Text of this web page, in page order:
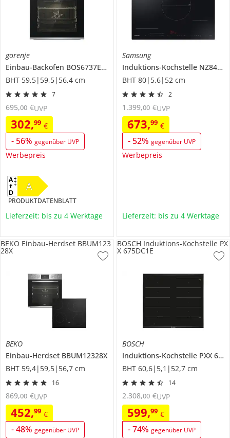
gorenje
Einbau-Backofen BOS6737E13X
BHT 59,5|59,5|56,4 cm
7
302,99 €
- 56% gegenüber UVP
Werbepreis
695,00 €UVP
A
PRODUKTDATENBLATT
Lieferzeit: bis zu 4 Werktage
Samsung
Induktions-Kochstelle NZ84C5047FK/U1
BHT 80|5,6|52 cm
2
673,99 €
- 52% gegenüber UVP
Werbepreis
1.399,00 €UVP
Lieferzeit: bis zu 4 Werktage
BEKO
Einbau-Herdset BBUM12328X
BHT 59,4|59,5|56,7 cm
16
452,99 €
-48% gegenüber UVP
869,00 €UVP
BEKO Einbau-Herdset BBUM123
28X
BOSCH
Induktions-Kochstelle PXX 675DC1E
BHT 60,6|5,1|52,7 cm
14
599,99 €
-74% gegenüber UVP
2.308,00 €UVP
BOSCH Induktions-Kochstelle PX
X 675DC1E